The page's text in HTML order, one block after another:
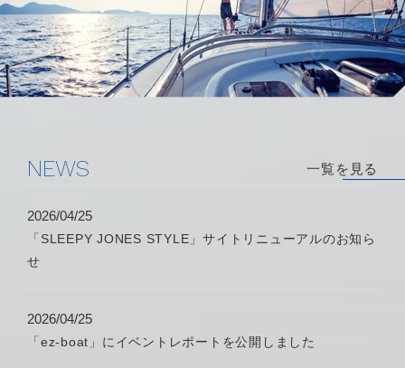
NEWS 一覧を見る
2026/04/25
「SLEEPY JONES STYLE」サイトリニューアルのお知ら
せ
2026/04/25
「ez-boat」にイベントレポートを公開しました